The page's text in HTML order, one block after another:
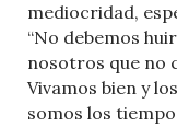
mediocridad,
“No debemos
nosotros que no
Vivamos bien y
somos los